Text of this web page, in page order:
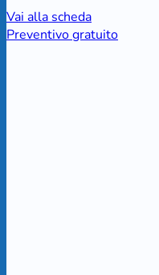
Vai alla scheda
Preventivo gratuito